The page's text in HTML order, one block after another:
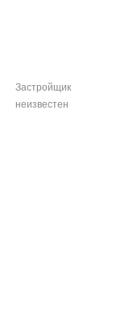
Застройщик
неизвестен